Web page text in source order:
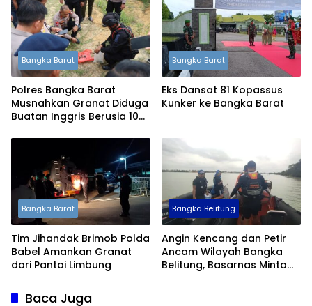
Bangka Barat
Polres Bangka Barat
Musnahkan Granat Diduga
Buatan Inggris Berusia 105
Bangka Barat
Eks Dansat 81 Kopassus
Kunker ke Bangka Barat
Bangka Barat
Tim Jihandak Brimob Polda
Babel Amankan Granat
dari Pantai Limbung
Bangka Belitung
Angin Kencang dan Petir
Ancam Wilayah Bangka
Belitung, Basarnas Minta
Baca Juga